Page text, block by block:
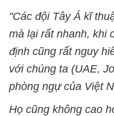
"Các đội Tây Á kĩ
mà lại rất nhanh, khi
định cũng rất nguy
với chúng ta (UAE,
phòng ngự của Việt
Họ cũng không cao